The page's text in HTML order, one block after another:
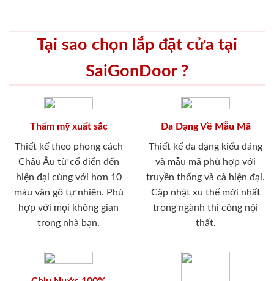
Tại sao chọn lắp đặt cửa tại
SaiGonDoor ?
Thẩm mỹ xuất sắc
Thiết kế theo phong cách
Châu Âu từ cổ điển đến
hiện đại cùng với hơn 10
màu vân gỗ tự nhiên. Phù
hợp với mọi không gian
trong nhà bạn.
Đa Dạng Về Mẫu Mã
Thiết kế đa dạng kiểu dáng
và mẫu mã phù hợp với
truyền thống và cả hiện đại.
Cập nhật xu thế mới nhất
trong ngành thi công nội
thất.